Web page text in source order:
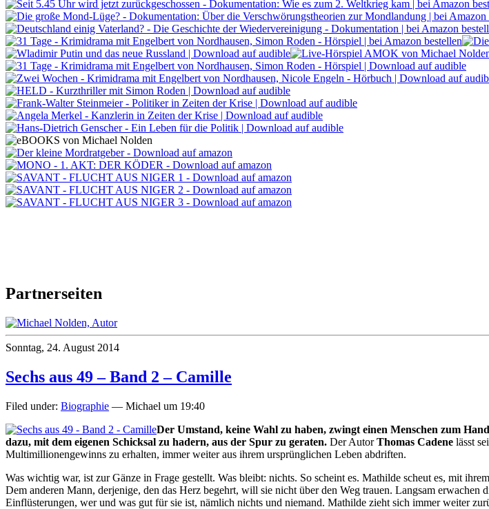
Partnerseiten
Sonntag, 24. August 2014
Sechs aus 49 – Band 2 – Camille
Filed under: Biographie — Michael um 19:40
Der Umstand, keine Wahl zu haben, zwingt einen Menschen zum
dazu, mit dem eigenen Schicksal zu hadern, aus der Spur zu geraten. Der AutorThomas Cadene lässt
Multimillionengewinns zu erhalten, immer weiter aus ihrem ursprünglichen Leben abdriften.
Was wichtig war, ist zur Gänze in Frage gestellt. Was bleibt: nichts. So scheint es. Mathilde scheut es, mit
Dem anderen Mann, derjenige, den das Herz begehrt, will sie nicht über den Weg trauen. Langsam
Einflüsterungen, wer und was gut für sie ist, nämlich nichts und niemand. Mathilde zieht sich immer weiter